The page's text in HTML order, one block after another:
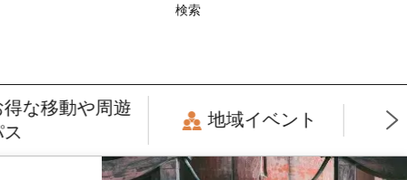
検索
得な移動や周遊
地域イベント